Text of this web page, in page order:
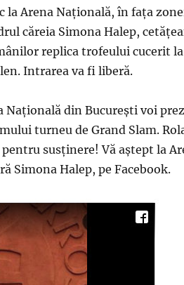
la Arena Naţională, în faţa
căreia Simona Halep,
replica trofeului cucerit la
Intrarea va fi liberă.
Națională din București voi
turneu de Grand Slam.
susținere! Vă aștept la
Simona Halep, pe Facebook.